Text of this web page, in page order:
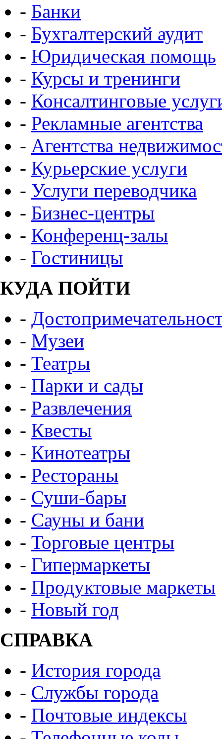
- Банки
- Бухгалтерский аудит
- Юридическая помощь
- Курсы и тренинги
- Консалтинговые
- Рекламные агентства
- Агентства
- Курьерские услуги
- Услуги переводчика
- Бизнес-центры
- Конференц-залы
- Гостиницы
КУДА ПОЙТИ
-
- Музеи
- Театры
- Парки и сады
- Развлечения
- Квесты
- Кинотеатры
- Рестораны
- Суши-бары
- Сауны и бани
- Торговые центры
- Гипермаркеты
- Продуктовые маркеты
- Новый год
СПРАВКА
- История города
- Службы города
- Почтовые индексы